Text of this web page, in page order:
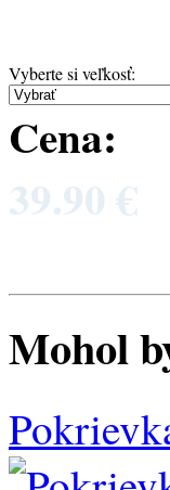
Vyberte si veľkosť:
Cena:
39.90 €
Mohol